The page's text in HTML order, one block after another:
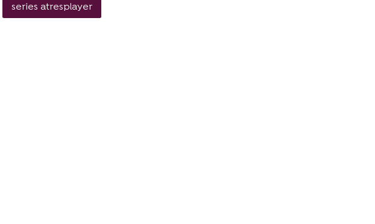
series atresplayer